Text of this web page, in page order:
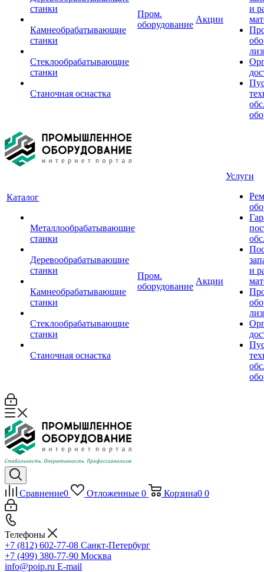
станки
Камнеобрабатывающие
станки
Стеклообрабатывающие
станки
Станочная оснастка
Пром.
оборудование
Акции
и
Каталог
Металлообрабатывающие
станки
Деревообрабатывающие
станки
Камнеобрабатывающие
станки
Стеклообрабатывающие
станки
Станочная оснастка
Пром.
оборудование
Акции
Услуги
и
Сравнение0 Отложенные 0 Корзина0 0
Телефоны
+7 (812) 602-77-08 Санкт-Петербург
+7 (499) 380-77-90 Москва
info@poip.ru E-mail